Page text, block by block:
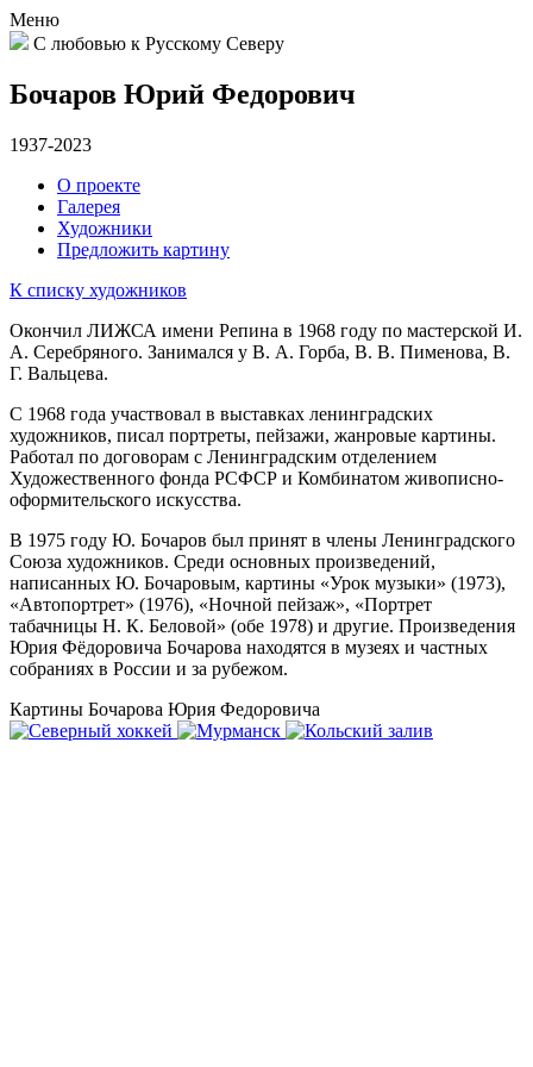
Меню
С любовью к Русскому Северу
Бочаров Юрий Федорович
1937-2023
О проекте
Галерея
Художники
Предложить картину
К списку художников
Окончил ЛИЖСА имени Репина в 1968 году по мастерской И.
А. Серебряного. Занимался у В. А. Горба, В. В. Пименова, В.
Г. Вальцева.
С 1968 года участвовал в выставках ленинградских
художников, писал портреты, пейзажи, жанровые картины.
Работал по договорам с Ленинградским отделением
Художественного фонда РСФСР и Комбинатом живописно-
оформительского искусства.
В 1975 году Ю. Бочаров был принят в члены Ленинградского
Союза художников. Среди основных произведений,
написанных Ю. Бочаровым, картины «Урок музыки» (1973),
«Автопортрет» (1976), «Ночной пейзаж», «Портрет
табачницы Н. К. Беловой» (обе 1978) и другие. Произведения
Юрия Фёдоровича Бочарова находятся в музеях и частных
собраниях в России и за рубежом.
Картины Бочарова Юрия Федоровича